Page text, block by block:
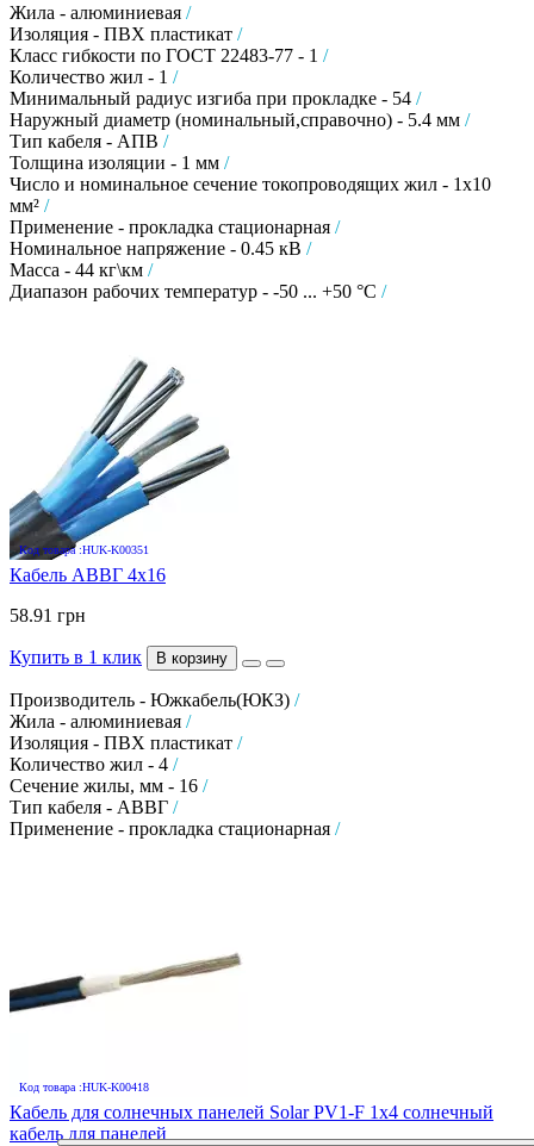
Жила - алюминиевая /
Изоляция - ПВХ пластикат /
Класс гибкости по ГОСТ 22483-77 - 1 /
Количество жил - 1 /
Минимальный радиус изгиба при прокладке - 54 /
Наружный диаметр (номинальный,справочно) - 5.4 мм /
Тип кабеля - АПВ /
Толщина изоляции - 1 мм /
Число и номинальное сечение токопроводящих жил - 1х10
мм² /
Применение - прокладка стационарная /
Номинальное напряжение - 0.45 кВ /
Масса - 44 кг\км /
Диапазон рабочих температур - -50 ... +50 °C /
Код товара :HUK-K00351
Кабель АВВГ 4х16
58.91 грн
Купить в 1 клик В корзину
Производитель - Южкабель(ЮКЗ) /
Жила - алюминиевая /
Изоляция - ПВХ пластикат /
Количество жил - 4 /
Сечение жилы, мм - 16 /
Тип кабеля - АВВГ /
Применение - прокладка стационарная /
Код товара :HUK-K00418
Кабель для солнечных панелей Solar PV1-F 1х4 солнечный
кабель для панелей